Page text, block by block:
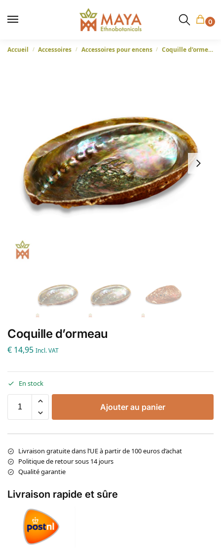
0
Accueil / Accessoires / Accessoires pour encens / Coquille d’ormeau
Coquille d’ormeau
€ 14,95 Incl. VAT
En stock
Ajouter au panier
Livraison gratuite dans l’UE à partir de 100 euros d’achat
Politique de retour sous 14 jours
Qualité garantie
Livraison rapide et sûre